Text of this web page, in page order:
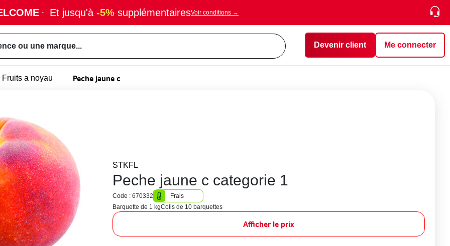
· Et jusqu'à -5% supplémentairesVoir conditions →
ou une marque... Devenir client Me connecter
Fruits a noyau Peche jaune c
STKFL
Peche jaune c categorie 1
Code : 670332
Frais
Barquette de 1 kgColis de 10 barquettes
Afficher le prix